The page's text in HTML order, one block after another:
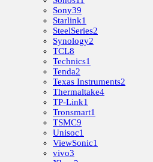
Sony39
Starlink1
SteelSeries2
Synology2
TCL8
Technics1
Tenda2
Texas Instruments2
Thermaltake4
TP-Link1
Tronsmart1
TSMC9
Unisoc1
ViewSonic1
vivo3